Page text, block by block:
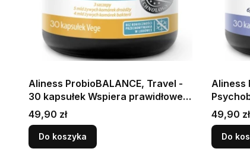
Aliness ProbioBALANCE, Travel -
30 kapsułek Wspiera prawidłowe
funkcjonowanie jelit, dla osób
podróżujących
Cena
49,90 zł
Do koszyka
Aliness
snu
Cena
49,90 zł
Do